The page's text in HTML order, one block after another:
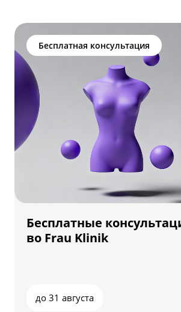
Бесплатная консультация
Бесплатные
во Frau Klinik
до 31 августа